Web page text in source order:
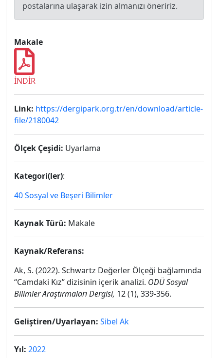
postalarına ulaşarak izin almanızı öneririz.
Makale
İNDİR
Link: https://dergipark.org.tr/en/download/article-
file/2180042
Ölçek Çeşidi: Uyarlama
Kategori(ler):
40 Sosyal ve Beşeri Bilimler
Kaynak Türü: Makale
Kaynak/Referans:
Ak, S. (2022). Schwartz Değerler Ölçeği bağlamında
“Camdaki Kız” dizisinin içerik analizi. ODÜ Sosyal
Bilimler Araştırmaları Dergisi, 12 (1), 339-356.
Geliştiren/Uyarlayan: Sibel Ak
Yıl: 2022